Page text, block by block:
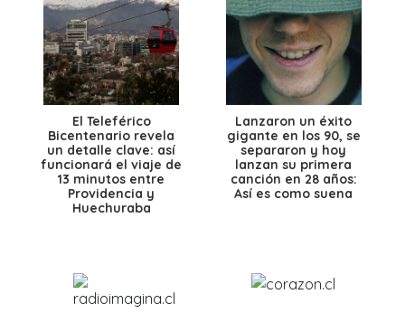
El Teleférico
Bicentenario revela
un detalle clave: así
funcionará el viaje de
13 minutos entre
Providencia y
Huechuraba
Lanzaron un éxito
gigante en los 90, se
separaron y hoy
lanzan su primera
canción en 28 años:
Así es como suena